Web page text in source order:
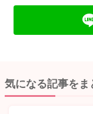
気になる記事をま